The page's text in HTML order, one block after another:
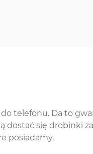
telefonu. Da to
dostać się drobinki
posiadamy.